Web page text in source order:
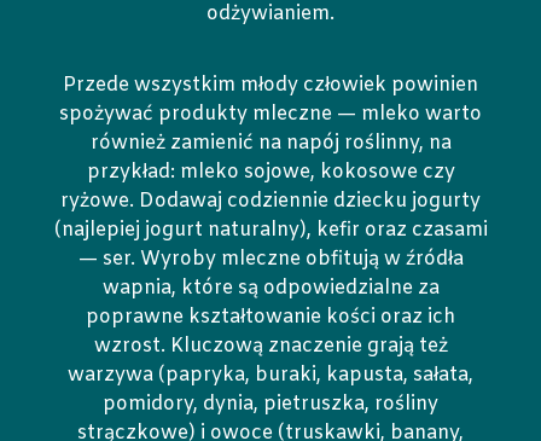
odżywianiem.
Przede wszystkim młody człowiek powinien
spożywać produkty mleczne — mleko warto
również zamienić na napój roślinny, na
przykład: mleko sojowe, kokosowe czy
ryżowe. Dodawaj codziennie dziecku jogurty
(najlepiej jogurt naturalny), kefir oraz czasami
— ser. Wyroby mleczne obfitują w źródła
wapnia, które są odpowiedzialne za
poprawne kształtowanie kości oraz ich
wzrost. Kluczową znaczenie grają też
warzywa (papryka, buraki, kapusta, sałata,
pomidory, dynia, pietruszka, rośliny
strączkowe) i owoce (truskawki, banany,